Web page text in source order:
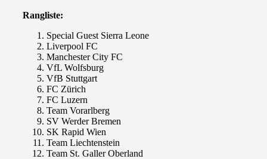
Rangliste:
Special Guest Sierra Leone
Liverpool FC
Manchester City FC
VfL Wolfsburg
VfB Stuttgart
FC Zürich
FC Luzern
Team Vorarlberg
SV Werder Bremen
SK Rapid Wien
Team Liechtenstein
Team St. Galler Oberland